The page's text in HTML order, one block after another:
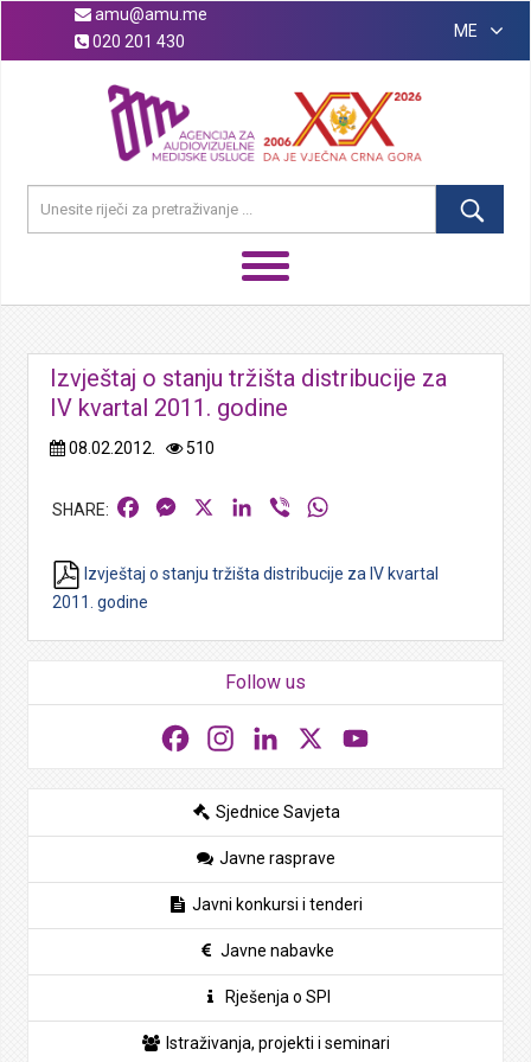
amu@amu.me
020 201 430
ME
Izvještaj o stanju tržišta distribucije za
IV kvartal 2011. godine
08.02.2012. 510
FacebookMessengerLinkedIn
Viber
Izvještaj o stanju tržišta distribucije za IV kvartal
2011. godine
Follow us
FacebookInstagramLinkedIn
Sjednice Savjeta
Javne rasprave
Javni konkursi i tenderi
Javne nabavke
Rješenja o SPI
Istraživanja, projekti i seminari